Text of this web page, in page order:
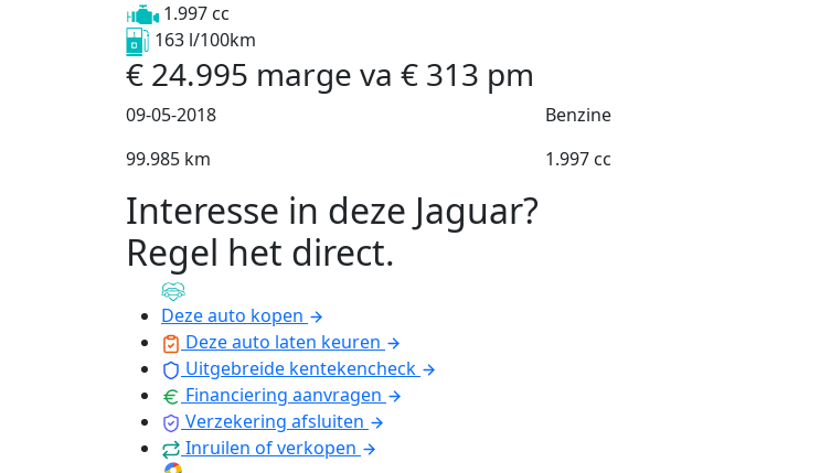
1.997 cc
163 l/100km
€ 24.995 marge va € 313 pm
09-05-2018 Benzine
99.985 km
1.997 cc
Interesse in deze Jaguar?
Regel het direct.
Deze auto kopen
Deze auto laten keuren
Uitgebreide kentekencheck
Financiering aanvragen
Verzekering afsluiten
Inruilen of verkopen